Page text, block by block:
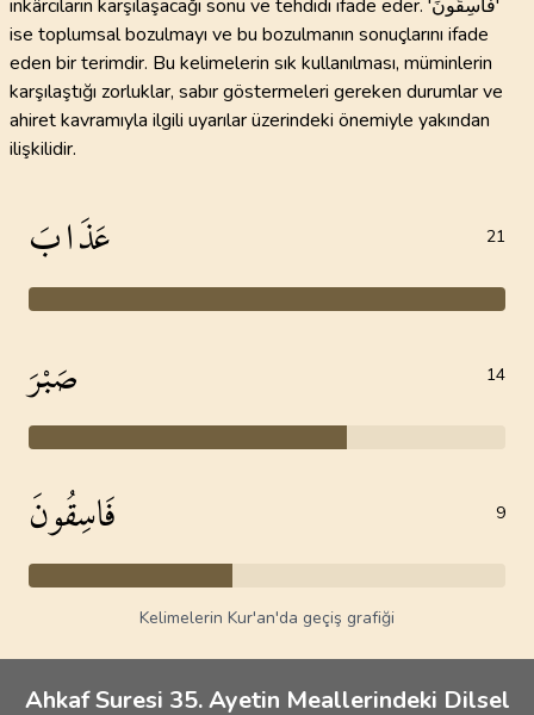
inkârcıların karşılaşacağı sonu ve tehdidi ifade eder. 'فَاسِقُونَ'
ise toplumsal bozulmayı ve bu bozulmanın sonuçlarını ifade
eden bir terimdir. Bu kelimelerin sık kullanılması, müminlerin
karşılaştığı zorluklar, sabır göstermeleri gereken durumlar ve
ahiret kavramıyla ilgili uyarılar üzerindeki önemiyle yakından
ilişkilidir.
عَذَابَ 21
صَبْرَ 14
فَاسِقُونَ 9
Kelimelerin Kur'an'da geçiş grafiği
Ahkaf Suresi 35. Ayetin Meallerindeki Dilsel